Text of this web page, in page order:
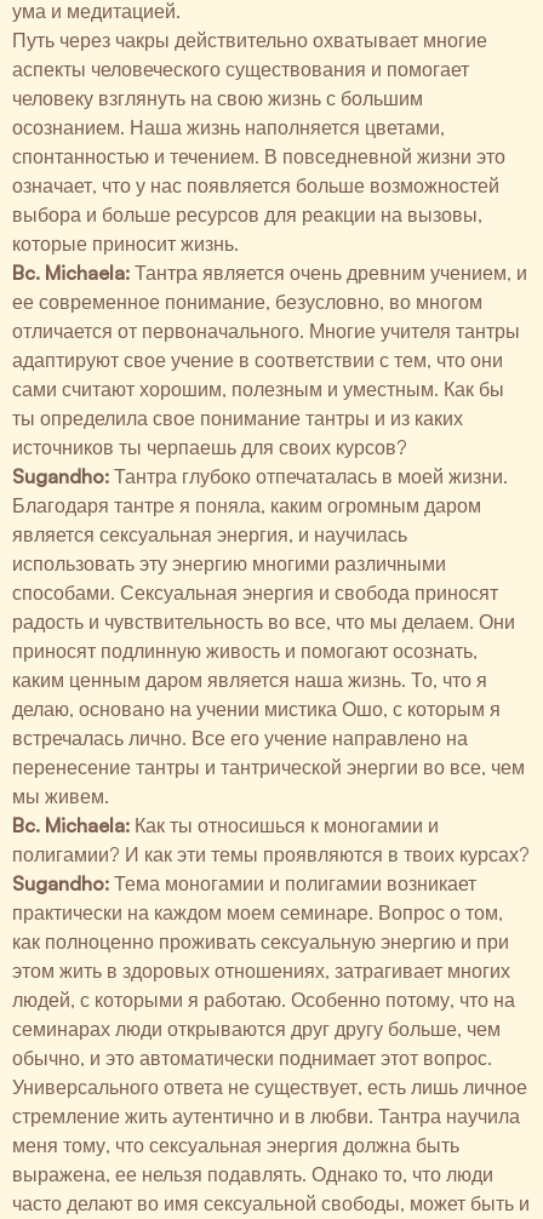
ума и медитацией.
Путь через чакры действительно охватывает многие
аспекты человеческого существования и помогает
человеку взглянуть на свою жизнь с большим
осознанием. Наша жизнь наполняется цветами,
спонтанностью и течением. В повседневной жизни это
означает, что у нас появляется больше возможностей
выбора и больше ресурсов для реакции на вызовы,
которые приносит жизнь.
Bc. Michaela: Тантра является очень древним учением, и
ее современное понимание, безусловно, во многом
отличается от первоначального. Многие учителя тантры
адаптируют свое учение в соответствии с тем, что они
сами считают хорошим, полезным и уместным. Как бы
ты определила свое понимание тантры и из каких
источников ты черпаешь для своих курсов?
Sugandho: Тантра глубоко отпечаталась в моей жизни.
Благодаря тантре я поняла, каким огромным даром
является сексуальная энергия, и научилась
использовать эту энергию многими различными
способами. Сексуальная энергия и свобода приносят
радость и чувствительность во все, что мы делаем. Они
приносят подлинную живость и помогают осознать,
каким ценным даром является наша жизнь. То, что я
делаю, основано на учении мистика Ошо, с которым я
встречалась лично. Все его учение направлено на
перенесение тантры и тантрической энергии во все, чем
мы живем.
Bc. Michaela: Как ты относишься к моногамии и
полигамии? И как эти темы проявляются в твоих курсах?
Sugandho: Тема моногамии и полигамии возникает
практически на каждом моем семинаре. Вопрос о том,
как полноценно проживать сексуальную энергию и при
этом жить в здоровых отношениях, затрагивает многих
людей, с которыми я работаю. Особенно потому, что на
семинарах люди открываются друг другу больше, чем
обычно, и это автоматически поднимает этот вопрос.
Универсального ответа не существует, есть лишь личное
стремление жить аутентично и в любви. Тантра научила
меня тому, что сексуальная энергия должна быть
выражена, ее нельзя подавлять. Однако то, что люди
часто делают во имя сексуальной свободы, может быть и